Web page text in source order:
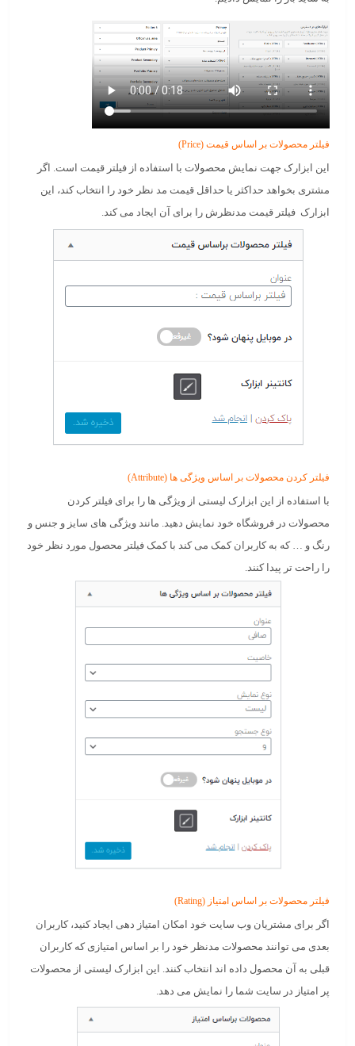
فیلتر محصولات بر اساس قیمت (Price)
این ابزارک جهت نمایش محصولات با استفاده از فیلتر قیمت است. اگر
مشتری بخواهد حداکثر یا حداقل قیمت مد نظر خود را انتخاب کند، این
ابزارک فیلتر قیمت مدنظرش را برای آن ایجاد می کند.
فیلتر کردن محصولات بر اساس ویژگی ها (Attribute)
با استفاده از این ابزارک لیستی از ویژگی ها را برای فیلتر کردن
محصولات در فروشگاه خود نمایش دهید. مانند ویژگی های سایز و جنس و
رنگ و … که به کاربران کمک می کند با کمک فیلتر محصول مورد نظر خود
را راحت تر پیدا کنند.
فیلتر محصولات بر اساس امتیاز (Rating)
اگر برای مشتریان وب سایت خود امکان امتیاز دهی ایجاد کنید، کاربران
بعدی می توانند محصولات مدنظر خود را بر اساس امتیازی که کاربران
قبلی به آن محصول داده اند انتخاب کنند. این ابزارک لیستی از محصولات
پر امتیاز در سایت شما را نمایش می دهد.